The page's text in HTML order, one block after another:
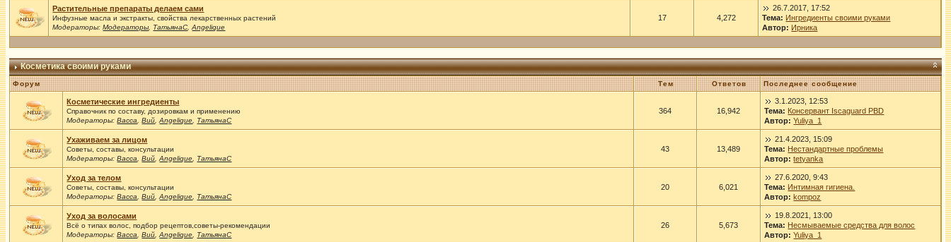
Растительные препараты делаем сами
Инфузные масла и экстракты, свойства лекарственных растений
Модераторы:Модераторы ТатьянаС ,Angelique
17 4,272
26.7.2017, 17:52
Тема: Ингредиенты своими руками
Автор: Ирника
Косметика своими руками
Форум Тем Ответов Последнее сообщение
Косметические ингредиенты
Справочник по составу, дозировкам и применению
Модераторы:Васса ,Вий ,Angelique ТатьянаС
364 16,942
3.1.2023, 12:53
Тема: Консервант Iscaguard PBD
Автор: Yuliya_1
Ухаживаем за лицом
Советы, составы, консультации
Модераторы:Васса ,Вий ,Angelique ТатьянаС
43 13,489
21.4.2023, 15:09
Тема: Нестандартные проблемы
Автор: tetyanka
Уход за телом
Советы, составы, консультации
Модераторы:Васса ,Вий ,Angelique ТатьянаС
20 6,021
27.6.2020, 9:43
Тема: Интимная гигиена.
Автор: kompoz
Уход за волосами
Всё о типах волос, подбор рецептов,советы-рекомендации
Модераторы:Васса ,Вий ,Angelique ТатьянаС
26 5,673
19.8.2021, 13:00
Тема: Несмываемые средства для волос
Автор: Yuliya_1